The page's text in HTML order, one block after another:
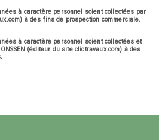
à caractère personnel soient collectées par
à des fins de prospection commerciale.
à caractère personnel soient collectées et
(éditeur du site clictravaux.com) à des